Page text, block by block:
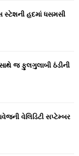
સ્ટેશની હદમાં ધસમસી
જ ફુલગુલાબી ઠંડીની
વેલિડિટી સપ્ટેમ્બર